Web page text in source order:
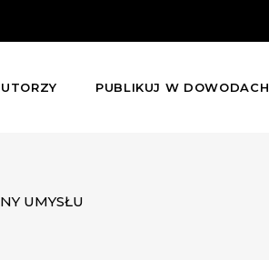
PUBLIKUJ W DOWODACH
UMYSŁU